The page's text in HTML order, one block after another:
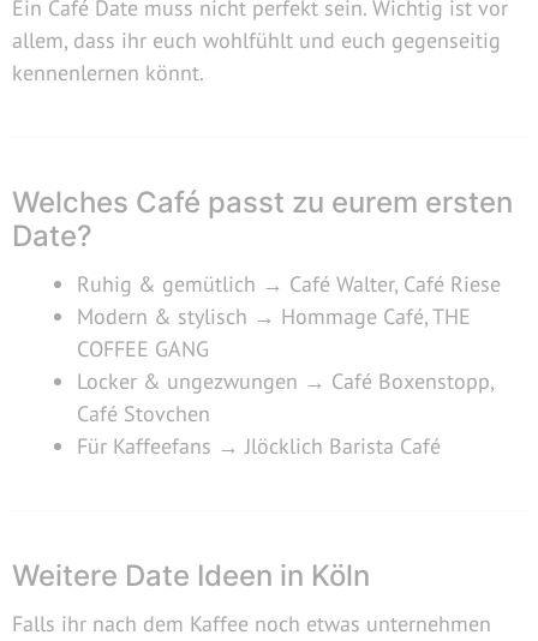
Ein Café Date muss nicht perfekt sein. Wichtig ist vor
allem, dass ihr euch wohlfühlt und euch gegenseitig
kennenlernen könnt.
Welches Café passt zu eurem ersten
Date?
Ruhig & gemütlich → Café Walter, Café Riese
Modern & stylisch → Hommage Café, THE
COFFEE GANG
Locker & ungezwungen → Café Boxenstopp,
Café Stovchen
Für Kaffeefans → Jlöcklich Barista Café
Weitere Date Ideen in Köln
Falls ihr nach dem Kaffee noch etwas unternehmen